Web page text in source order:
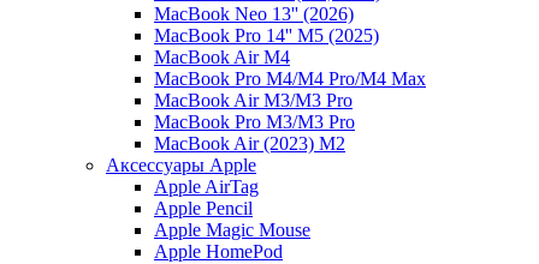
MacBook Neo 13'' (2026)
MacBook Pro 14'' M5 (2025)
MacBook Air M4
MacBook Pro M4/M4 Pro/M4 Max
MacBook Air M3/M3 Pro
MacBook Pro M3/M3 Pro
MacBook Air (2023) M2
Аксессуары Apple
Apple AirTag
Apple Pencil
Apple Magic Mouse
Apple HomePod